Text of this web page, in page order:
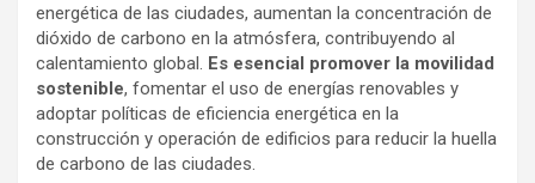
energética de las ciudades, aumentan la concentración de
dióxido de carbono en la atmósfera, contribuyendo al
calentamiento global. Es esencial promover la movilidad
sostenible, fomentar el uso de energías renovables y
adoptar políticas de eficiencia energética en la
construcción y operación de edificios para reducir la huella
de carbono de las ciudades.